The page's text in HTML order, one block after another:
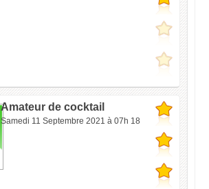
Amateur de cocktail
Samedi 11 Septembre 2021 à 07h 18